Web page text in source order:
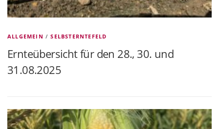
ALLGEMEIN /SELBSTERNTEFELD
Ernteübersicht für den 28., 30. und
31.08.2025